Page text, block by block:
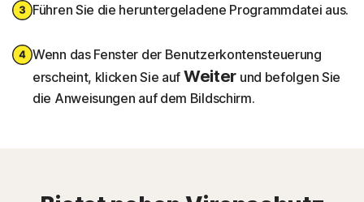
Führen Sie die heruntergeladene Programmdatei aus.
Wenn das Fenster der Benutzerkontensteuerung
erscheint, klicken Sie auf Weiter und befolgen Sie
die Anweisungen auf dem Bildschirm.